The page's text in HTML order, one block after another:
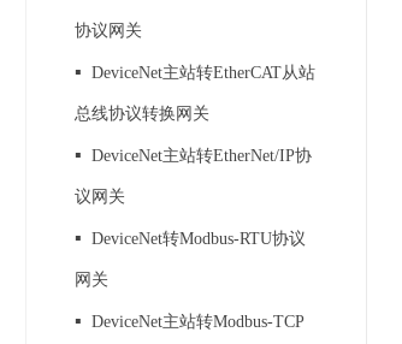
协议网关
▪ DeviceNet主站转EtherCAT从站
总线协议转换网关
▪ DeviceNet主站转EtherNet/IP协
议网关
▪ DeviceNet转Modbus-RTU协议
网关
▪ DeviceNet主站转Modbus-TCP